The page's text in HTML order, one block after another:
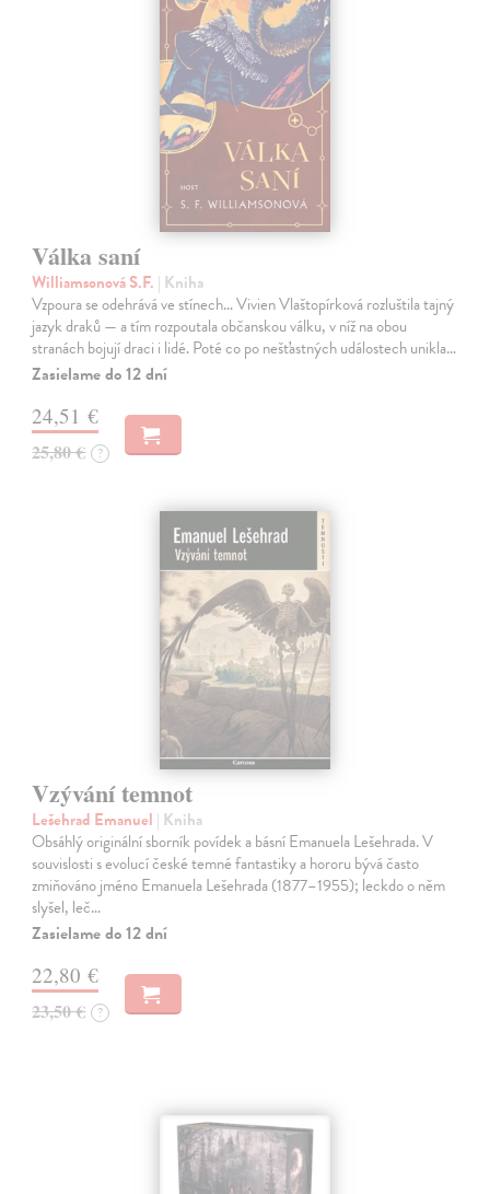
Válka saní
Williamsonová S.F. | Kniha
Vzpoura se odehrává ve stínech… Vivien Vlaštopírková rozluštila tajný
jazyk draků — a tím rozpoutala občanskou válku, v níž na obou
stranách bojují draci i lidé. Poté co po nešťastných událostech unikla…
Zasielame do 12 dní
24,51 €
25,80 € ?
Vzývání temnot
Lešehrad Emanuel | Kniha
Obsáhlý originální sborník povídek a básní Emanuela Lešehrada. V
souvislosti s evolucí české temné fantastiky a hororu bývá často
zmiňováno jméno Emanuela Lešehrada (1877–1955); leckdo o něm
slyšel, leč…
Zasielame do 12 dní
22,80 €
23,50 € ?